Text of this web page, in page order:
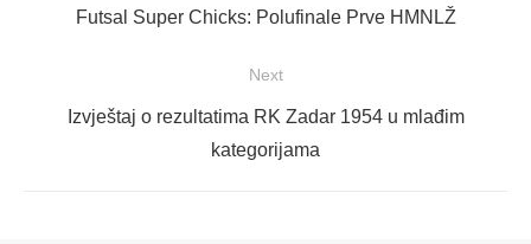
objavaPrevious
Futsal Super Chicks: Polufinale Prve HMNLŽ
Next
NextIzvještaj o rezultatima RK Zadar 1954 u mlađim
kategorijama